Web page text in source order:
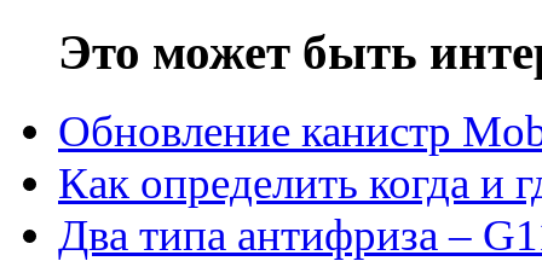
Это может быть
Обновление канистр
Как определить когда и
Два типа антифриза –